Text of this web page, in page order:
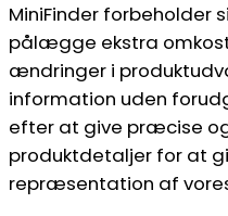
MiniFinder forbeholder
pålægge ekstra
ændringer i
information uden
efter at give præcise
produktdetaljer for at
repræsentation af